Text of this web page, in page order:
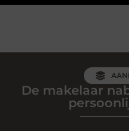
De makelaar